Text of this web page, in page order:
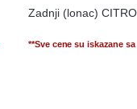
Zadnji (lonac)
**Sve cene su iskazane